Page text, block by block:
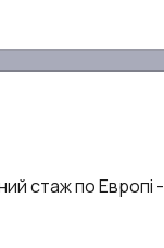
стаж по Европі -